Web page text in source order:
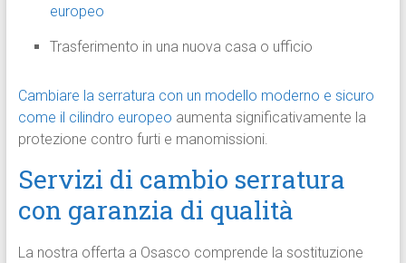
europeo
Trasferimento in una nuova casa o ufficio
Cambiare la serratura con un modello moderno e sicuro
come il cilindro europeo aumenta significativamente la
protezione contro furti e manomissioni.
Servizi di cambio serratura
con garanzia di qualità
La nostra offerta a Osasco comprende la sostituzione